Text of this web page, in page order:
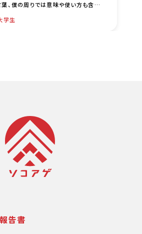
、僕の周りでは意味や使い方も含め
学生
告書